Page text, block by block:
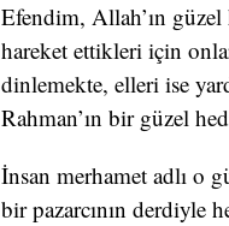
Efendim, Allah’ın güzel
hareket ettikleri için
dinlemekte, elleri ise
Rahman’ın bir güzel
İnsan merhamet adlı o
bir pazarcının derdiyle